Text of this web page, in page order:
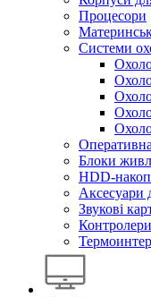
Процесори
Системи
Блоки
HDD-
Аксесуари
Звукові
Контролери